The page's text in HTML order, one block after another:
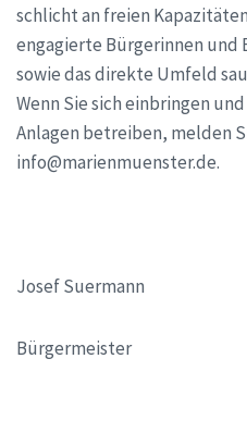
schlicht an freien
engagierte Bürgerinnen
sowie das direkte Umfeld
Wenn Sie sich einbringen
Anlagen betreiben, melden
info@marienmuenster.de.
Josef Suermann
Bürgermeister